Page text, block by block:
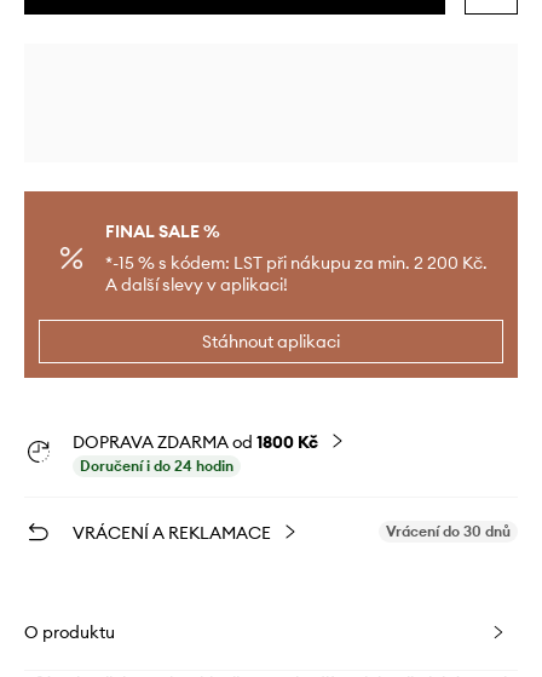
FINAL SALE %
*-15 % s kódem: LST při nákupu za min. 2 200 Kč.
A další slevy v aplikaci!
Stáhnout aplikaci
DOPRAVA ZDARMA od 1800 Kč
Doručení i do 24 hodin
VRÁCENÍ A REKLAMACE Vrácení do 30 dnů
O produktu